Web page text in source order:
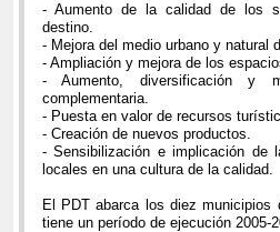
- Aumento de la calidad de los
destino.
- Mejora del medio urbano y natural
- Ampliación y mejora de los
- Aumento, diversificación y
complementaria.
- Puesta en valor de recursos
- Creación de nuevos productos.
- Sensibilización e implicación de
locales en una cultura de la calidad.
El PDT abarca los diez municipios
tiene un período de ejecución 2005-